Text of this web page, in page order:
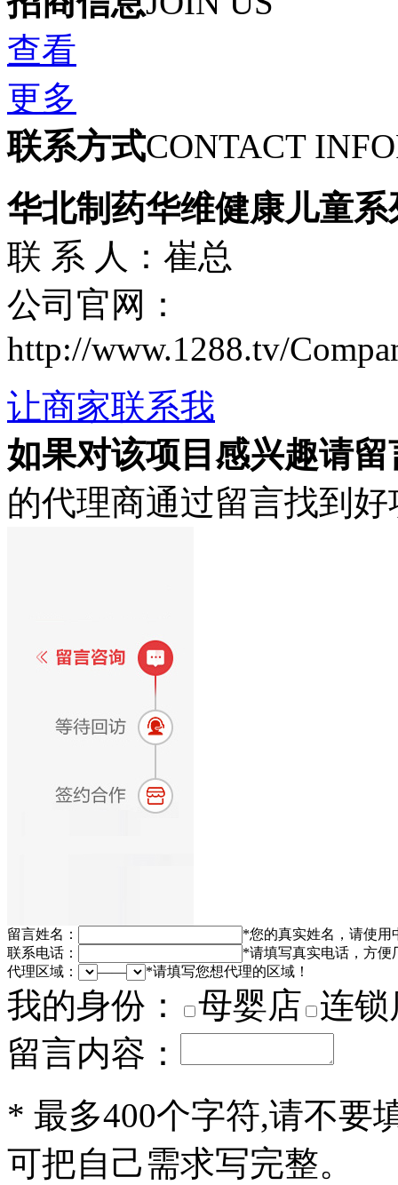
查看
更多
联系方式CONTACT
华北制药华维健康儿童系
联 系 人：崔总
公司官网：
http://www.1288.tv/
让商家联系我
如果对该项目感兴趣请留
的代理商通过留言找到
留言姓名： *您的真实姓名，请使用
联系电话：
*请填写真实电话，方便
代理区域：
—— *请填写您想代理的区域！
我的身份： 母婴店 连锁
留言内容：
* 最多400个字符,请不要
可把自己需求写完整。